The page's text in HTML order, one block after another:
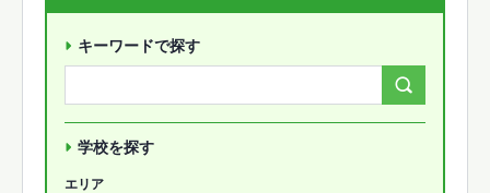
キーワードで探す
学校を探す
エリア